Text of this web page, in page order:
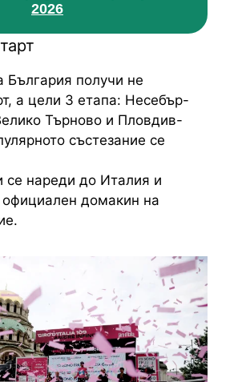
2026
България получи не
а цели 3 етапа: Несебър-
Търново и Пловдив-
състезание се
се нареди до Италия и
домакин на